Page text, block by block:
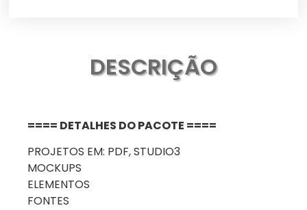
DESCRIÇÃO
==== DETALHES DO PACOTE ====
PROJETOS EM: PDF, STUDIO3
MOCKUPS
ELEMENTOS
FONTES